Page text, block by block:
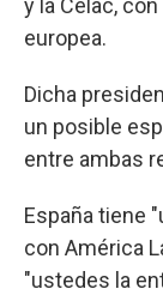
y la Celac,
europea.
Dicha
un posible
entre ambas
España tiene
con América
"ustedes la